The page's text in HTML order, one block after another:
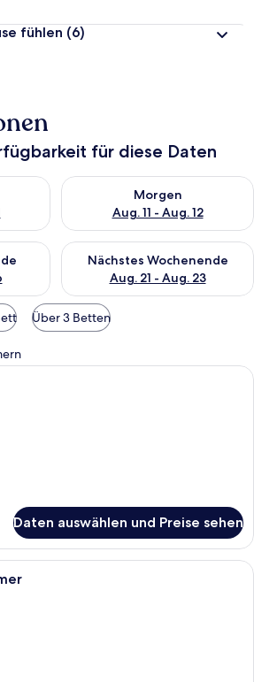
fühlen (6)
für diese Daten
für heute Nacht, Aug. 10 - Aug.
Morgen
Aug. 11 - Aug. 12
Überprüfe die Verfügbarkeit
für dieses Wochenende, Aug. 14
Nächstes Wochenende
Aug. 21 - Aug. 23
Überprüfe die Verfügbarkeit
Über 3 Betten
Ein Hotelzimmer mit zwei Betten,
Daten auswählen und Preise sehen
Ein modernes Hotelzimmer mit zwei